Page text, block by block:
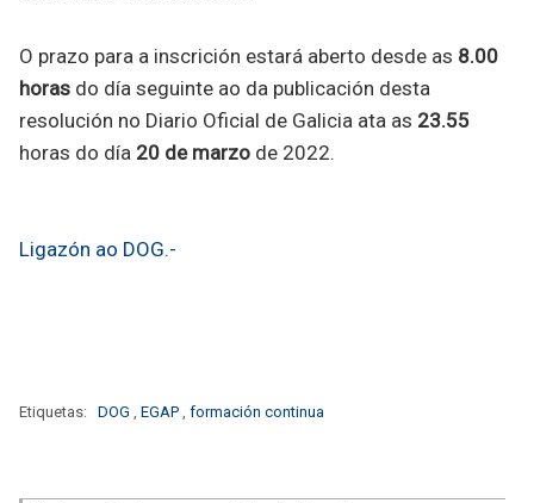
O prazo para a inscrición estará aberto desde as 8.00
horas do día seguinte ao da publicación desta
resolución no Diario Oficial de Galicia ata as 23.55
horas do día 20 de marzo de 2022.
Ligazón ao DOG.-
Etiquetas: DOG EGAP formación continua